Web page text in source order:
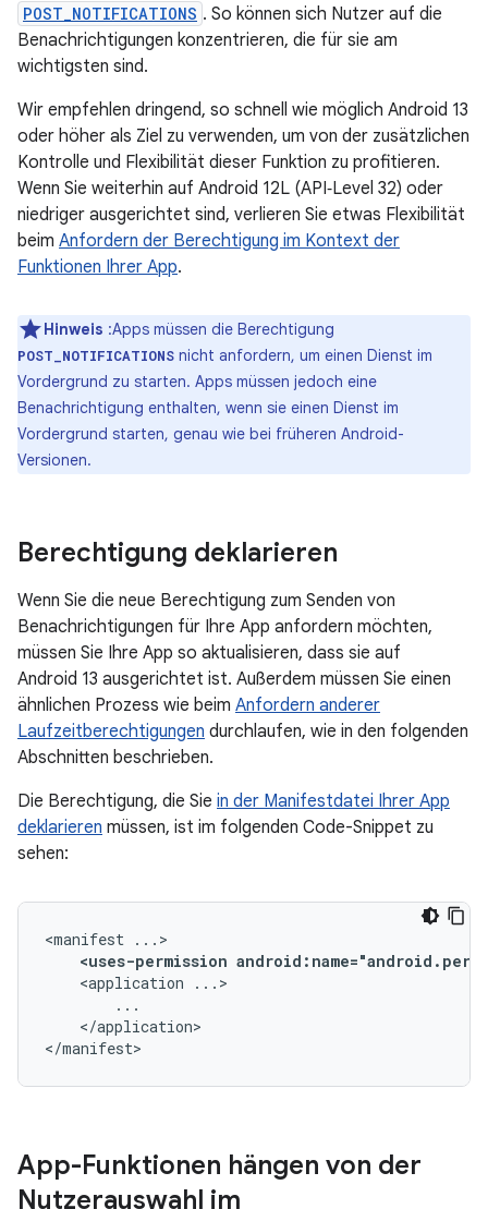
POST_NOTIFICATIONS . So können sich Nutzer auf die
Benachrichtigungen konzentrieren, die für sie am
wichtigsten sind.
Wir empfehlen dringend, so schnell wie möglich Android 13
oder höher als Ziel zu verwenden, um von der zusätzlichen
Kontrolle und Flexibilität dieser Funktion zu profitieren.
Wenn Sie weiterhin auf Android 12L (API‑Level 32) oder
niedriger ausgerichtet sind, verlieren Sie etwas Flexibilität
beim Anfordern der Berechtigung im Kontext der
Funktionen Ihrer App.
Hinweis :Apps müssen die Berechtigung
POST_NOTIFICATIONS nicht anfordern, um einen Dienst im
Vordergrund zu starten. Apps müssen jedoch eine
Benachrichtigung enthalten, wenn sie einen Dienst im
Vordergrund starten, genau wie bei früheren Android-
Versionen.
Berechtigung deklarieren
Wenn Sie die neue Berechtigung zum Senden von
Benachrichtigungen für Ihre App anfordern möchten,
müssen Sie Ihre App so aktualisieren, dass sie auf
Android 13 ausgerichtet ist. Außerdem müssen Sie einen
ähnlichen Prozess wie beim Anfordern anderer
Laufzeitberechtigungen durchlaufen, wie in den folgenden
Abschnitten beschrieben.
Die Berechtigung, die Sie in der Manifestdatei Ihrer App
deklarieren müssen, ist im folgenden Code-Snippet zu
sehen:
<manifest
<uses-permission
<application
</application>
</manifest>
App-Funktionen hängen von der
Nutzerauswahl im